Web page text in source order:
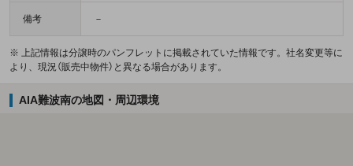
備考 －
※ 上記情報は分譲時のパンフレットに掲載されていた情報です。社名変更等に
より、現況（販売中物件）と異なる場合があります。
AIA難波南の地図・周辺環境